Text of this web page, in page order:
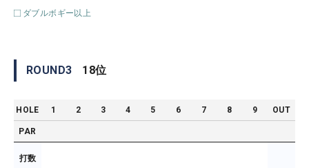
ダブルボギー以上
ROUND3 18位
HOLE 1 2 3 4 5 6 7 8 9 OUT
PAR
打数